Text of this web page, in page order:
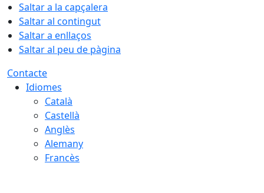
Saltar a la capçalera
Saltar al contingut
Saltar a enllaços
Saltar al peu de pàgina
Contacte
Idiomes
Català
Castellà
Anglès
Alemany
Francès